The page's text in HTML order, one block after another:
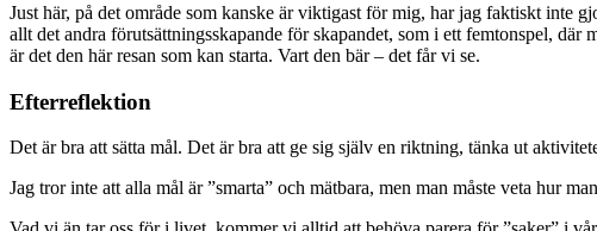
Just här, på det område som kanske är viktigast för mig, har jag faktiskt inte
allt det andra förutsättningsskapande för skapandet, som i ett femtonspel,
är det den här resan som kan starta. Vart den bär – det får vi se.
Efterreflektion
Det är bra att sätta mål. Det är bra att ge sig själv en riktning, tänka ut
Jag tror inte att alla mål är ”smarta” och mätbara, men man måste veta hur